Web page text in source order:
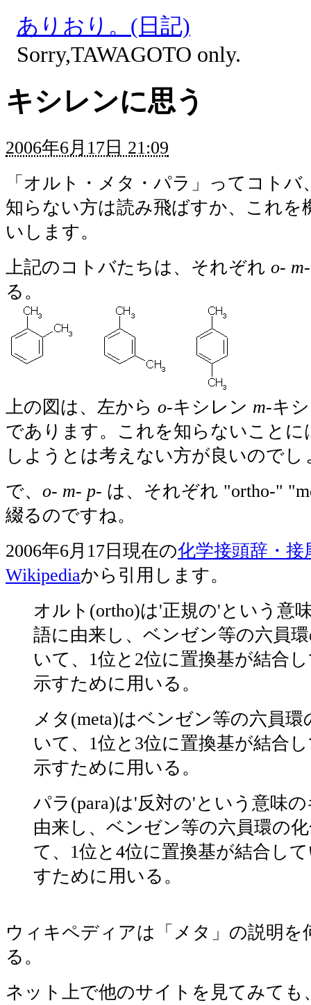
ありおり。(日記)
Sorry,TAWAGOTO only.
キシレンに思う
2006年6月17日 21:09
「オルト・メタ・パラ」ってコトバ
知らない方は読み飛ばすか、これを
いします。
上記のコトバたちは、それぞれ o-
る。
上の図は、左から o-キシレン m-キ
であります。これを知らないことに
しようとは考えない方が良いのでし
で、 o- m- p- は、それぞれ "ortho-"
綴るのですね。
2006年6月17日現在の化学接頭辞・接
Wikipediaから引用します。
オルト(ortho)は'正規の'という意
語に由来し、ベンゼン等の六員
いて、1位と2位に置換基が結合
示すために用いる。
メタ(meta)はベンゼン等の六員
いて、1位と3位に置換基が結合
示すために用いる。
パラ(para)は'反対の'という意味
由来し、ベンゼン等の六員環の
て、1位と4位に置換基が結合し
すために用いる。
ウィキペディアは「メタ」の説明を
る。
ネット上で他のサイトを見てみても